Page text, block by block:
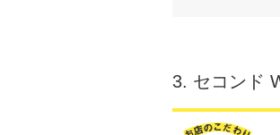
3. セコンド